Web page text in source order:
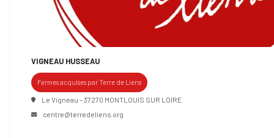
VIGNEAU HUSSEAU
Fermes acquises par Terre de Liens
Le Vigneau – 37270 MONTLOUIS SUR LOIRE
centre@terredeliens.org